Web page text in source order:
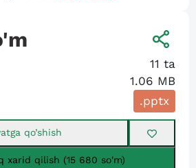
11 ta
1.06 MB
.pptx
qo’shish
xarid qilish (15 680 so'm)